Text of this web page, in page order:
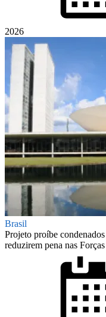
2026
Brasil
Projeto proíbe
reduzirem pena nas